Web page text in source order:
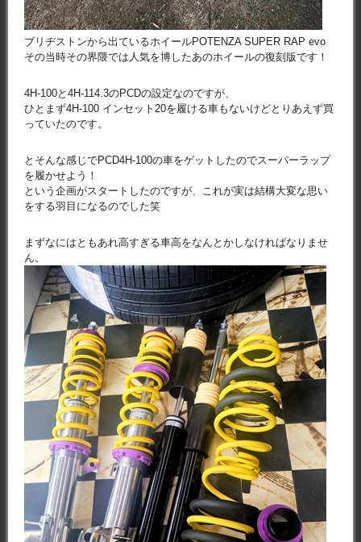
ブリヂストンから出ているホイールPOTENZA SUPER RAP evo
その当時その界隈では人気を博したあのホイールの復刻版です！
4H-100と4H-114.3のPCDの設定なのですが、
ひとまず4H-100 インセット20を履ける車もないけどとりあえず買
っていたのです。
とそんな感じでPCD4H-100の車をゲットしたのでスーパーラップ
を履かせよう！
という企画がスタートしたのですが、これが実は結構大変な思い
をする羽目になるのでした笑
まずなにはともあれ高すぎる車高をなんとかしなければなりませ
ん。